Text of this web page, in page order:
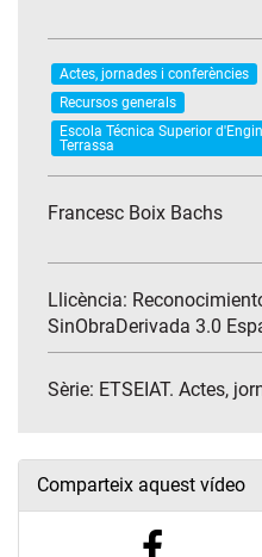
Actes, jornades i conferències
Recursos generals
Escola Técnica Superior
Terrassa
Francesc Boix Bachs
Llicència:
SinObraDerivada 3.0
Sèrie: ETSEIAT. Actes,
Comparteix aquest vídeo